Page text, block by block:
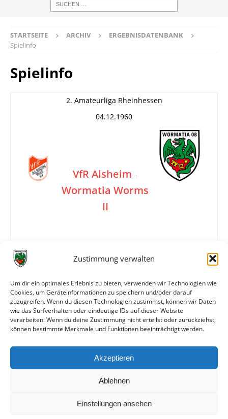
Zustimmung verwalten
Um dir ein optimales Erlebnis zu bieten, verwenden wir Technologien wie
Cookies, um Geräteinformationen zu speichern und/oder darauf
zuzugreifen. Wenn du diesen Technologien zustimmst, können wir Daten
wie das Surfverhalten oder eindeutige IDs auf dieser Website
verarbeiten. Wenn du deine Zustimmung nicht erteilst oder zurückziehst,
können bestimmte Merkmale und Funktionen beeinträchtigt werden.
Akzeptieren
Ablehnen
Einstellungen ansehen
STARTSEITE ARCHIV
ERGEBNISDATENBANK
Spielinfo
Spielinfo
2. Amateurliga Rheinhessen
04.12.1960
VfR Alsheim –
Wormatia Worms
II
2:1
Tore
1:0 H. Jäger (40.)
2:0 Cajeta (57.)
2:1 Krüger (62.)
Alle bisherigen Partien der beiden Mannschaften
anzeigen